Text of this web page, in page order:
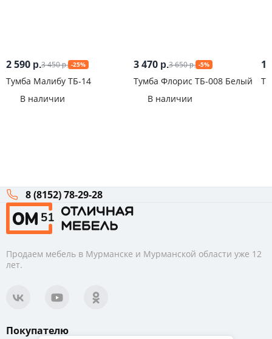
2 590 р.3 450р. -25%
Тумба Малибу ТБ-14
В наличии
3 470 р.3 650р. -5%
Тумба Флорис ТБ-008 Белый
В наличии
8 (8152) 78-29-28
Продаем мебель в Мурманске и Мурманской области уже 12
лет.
Покупателю